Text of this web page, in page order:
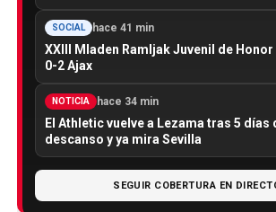
SOCIAL hace 41 min
XXIII Mladen Ramljak Juvenil de
0-2 Ajax
NOTICIA hace 34 min
El Athletic vuelve a Lezama tras 5 días
descanso y ya mira Sevilla
SEGUIR COBERTURA EN